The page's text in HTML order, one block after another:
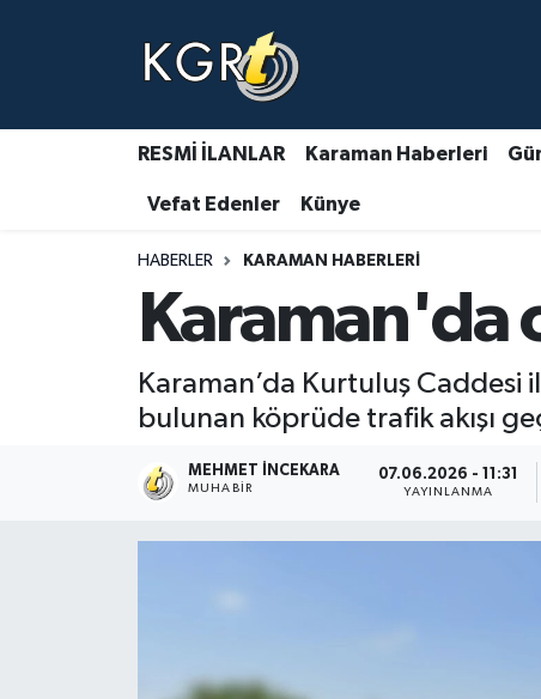
RESMİ İLANLAR Karaman Haberleri
Vefat Edenler Künye
HABERLER KARAMAN HABERLERI
Karaman'da
Karaman’da Kurtuluş Caddesi
bulunan köprüde trafik akışı
MEHMET İNCEKARA
MUHABIR
07.06.2026 - 11:31
YAYINLANMA
Karaman Haberleri
Gündem Haberleri
Güncel Haberler
Asayiş Haberleri
Ulusal Haberler